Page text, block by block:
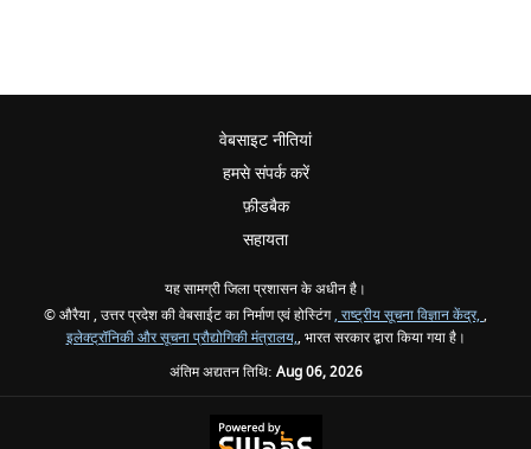
वेबसाइट नीतियां
हमसे संपर्क करें
फ़ीडबैक
सहायता
यह सामग्री जिला प्रशासन के अधीन है।
© औरैया , उत्तर प्रदेश की वेबसाईट का निर्माण एवं होस्टिंग, राष्ट्रीय सूचना विज्ञान केंद्र, ,
इलेक्ट्रॉनिकी और सूचना प्रौद्योगिकी मंत्रालय,, भारत सरकार द्वारा किया गया है।
अंतिम अद्यतन तिथि: Aug 06, 2026